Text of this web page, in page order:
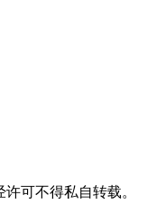
可不得私自转载。